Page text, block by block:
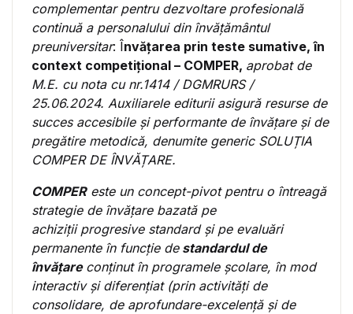
complementar pentru dezvoltare profesională
continuă a personalului din învățământul
preuniversitar: Învățarea prin teste sumative, în
context competițional – COMPER, aprobat de
M.E. cu nota cu nr.1414 / DGMRURS /
25.06.2024. Auxiliarele editurii asigură resurse de
succes accesibile și performante de învățare și de
pregătire metodică, denumite generic SOLUȚIA
COMPER DE ÎNVĂȚARE.
COMPEReste un concept-pivot pentru o întreagă
strategie de învățare bazată pe
achiziții progresive standard și pe evaluări
permanente în funcție destandardul de
învățare conținut în programele școlare, în mod
interactiv și diferențiat (prin activități de
consolidare, de aprofundare-excelență și de